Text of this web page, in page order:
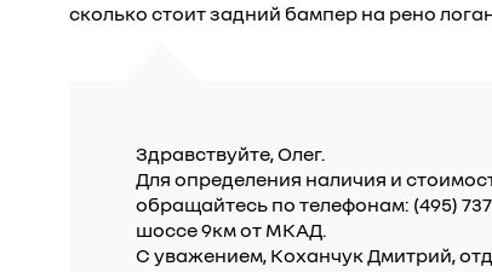
сколько стоит задний бампер на рено
Здравствуйте, Олег.
Для определения наличия и
обращайтесь по телефонам: (495)
шоссе 9км от МКАД.
С уважением, Коханчук Дмитрий,